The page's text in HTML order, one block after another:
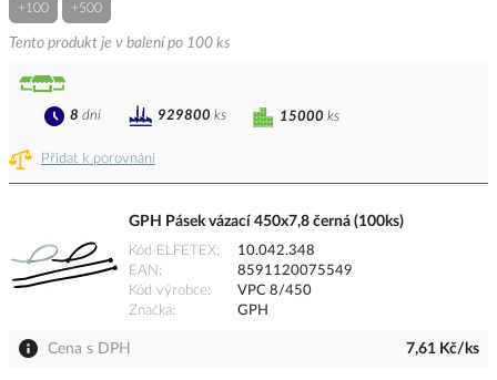
+100 +500
Tento produkt je v balení po 100 ks
Přidat k porovnání
15000 ks
8 dní 929800 ks
GPH Pásek vázací 450x7,8 černá (100ks)
Kód ELFETEX
10.042.348
EAN
8591120075549
Kód výrobce
VPC 8/450
Značka
GPH
Cena s DPH 7,61 Kč/ks